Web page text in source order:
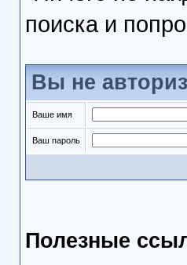
поиска и
Вы не
Ваше имя
Ваш пароль
Полезные